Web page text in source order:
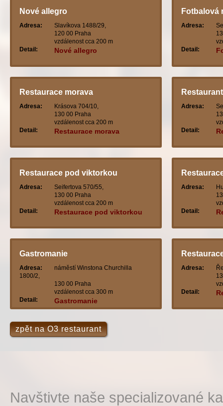
Nové allegro
Adresa:
Slavíkova 1488/29,
120 00 Praha
vzdálenost cca 200 m
Detail:
Nové allegro
Fotbalová
Adresa:
Detail:
Restaurace morava
Adresa:
Krásova 704/10,
130 00 Praha
vzdálenost cca 200 m
Detail:
Restaurace morava
Adresa:
Detail:
Restaurace pod viktorkou
Adresa:
Seifertova 570/55,
130 00 Praha
vzdálenost cca 200 m
Detail:
Restaurace pod viktorkou
Adresa:
Detail:
Gastromanie
Adresa:
náměstí Winstona Churchilla
1800/2,
130 00 Praha
vzdálenost cca 300 m
Detail:
Gastromanie
Adresa:
Detail:
zpět na O3 restaurant
Navštivte naše specializované